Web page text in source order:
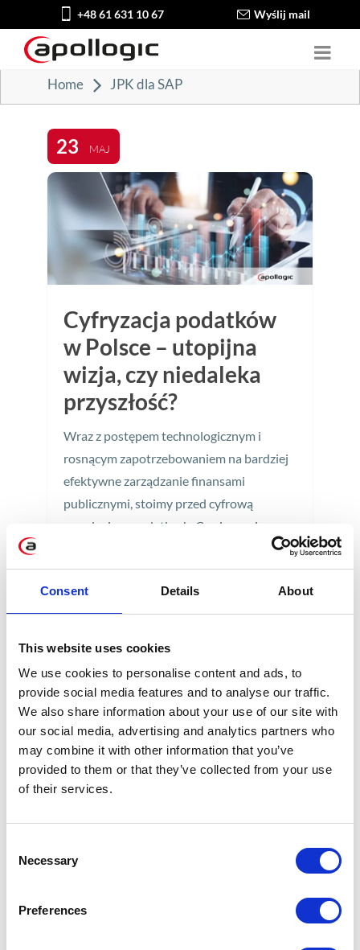
Consent Details About
This website uses cookies
We use cookies to personalise content and ads, to
provide social media features and to analyse our traffic.
We also share information about your use of our site with
our social media, advertising and analytics partners who
may combine it with other information that you’ve
provided to them or that they’ve collected from your use
of their services.
Selection
Necessary
Preferences
+48 61 631 10 67 Wyślij mail
Home JPK dla SAP
23 MAJ
Cyfryzacja podatków
w Polsce – utopijna
wizja, czy niedaleka
przyszłość?
Wraz z postępem technologicznym i
rosnącym zapotrzebowaniem na bardziej
efektywne zarządzanie finansami
publicznymi, stoimy przed cyfrową
rewolucją w podatkach. Co się na nią
KATEGORIE
Aktualności prawne
Historie sukcesu front page